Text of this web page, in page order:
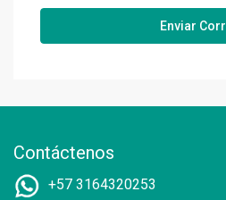
Contáctenos
+57 3164320253